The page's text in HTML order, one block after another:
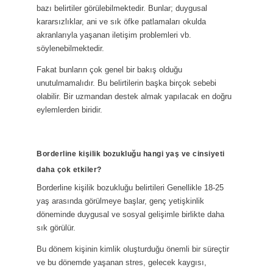
bazı belirtiler görülebilmektedir. Bunlar; duygusal
kararsızlıklar, ani ve sık öfke patlamaları okulda
akranlarıyla yaşanan iletişim problemleri vb.
söylenebilmektedir.
Fakat bunların çok genel bir bakış olduğu
unutulmamalıdır. Bu belirtilerin başka birçok sebebi
olabilir. Bir uzmandan destek almak yapılacak en doğru
eylemlerden biridir.
Borderline kişilik bozukluğu hangi yaş ve cinsiyeti
daha çok etkiler?
Borderline kişilik bozukluğu belirtileri Genellikle 18-25
yaş arasında görülmeye başlar, genç yetişkinlik
döneminde duygusal ve sosyal gelişimle birlikte daha
sık görülür.
Bu dönem kişinin kimlik oluşturduğu önemli bir süreçtir
ve bu dönemde yaşanan stres, gelecek kaygısı,